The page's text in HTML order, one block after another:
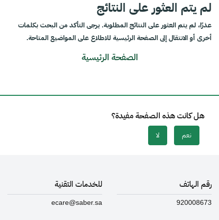
لم يتم العثور على النتائج
عذرًا، لم يتم العثور على النتائج المطلوبة. يرجى التأكد من البحث بكلمات
أخرى أو الانتقال إلى الصفحة الرئيسية للاطلاع على المواضيع المتاحة.
الصفحة الرئيسية
هل كانت هذه الصفحة مفيدة؟
نعم لا
رقم الهاتف
920008673
للخدمات التقنية
ecare@saber.sa